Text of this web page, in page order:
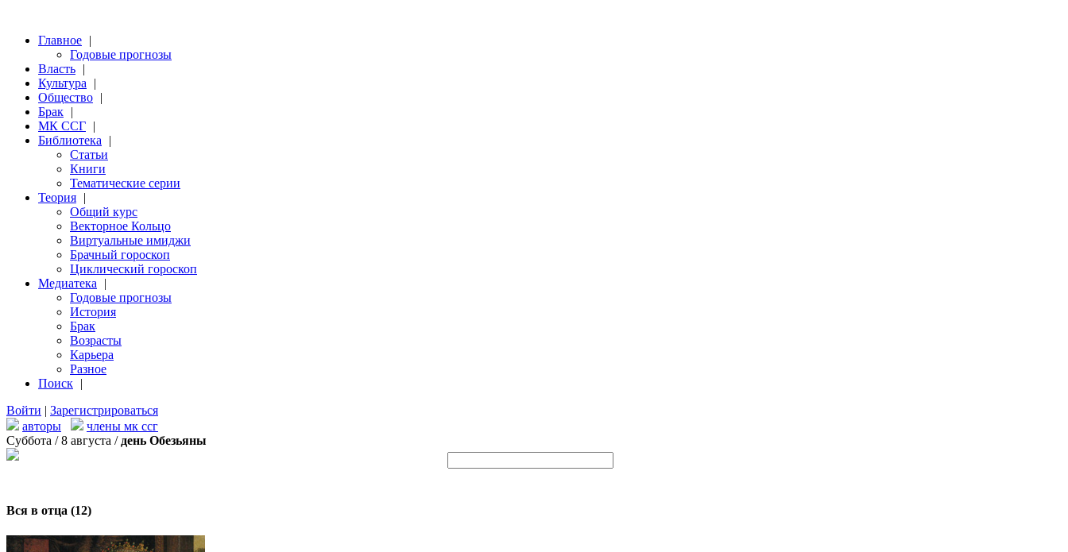
Главное |
Годовые прогнозы
Власть |
Культура
|
Общество |
Брак |
МК ССГ |
Библиотека
|
Статьи
Книги
Тематические серии
Теория |
Общий курс
Векторное Кольцо
Виртуальные имиджи
Брачный гороскоп
Циклический гороскоп
Медиатека
|
Годовые прогнозы
История
Брак
Возрасты
Карьера
Разное
Поиск |
Войти | Зарегистрироваться
авторы
члены мк ссг
Суббота / 8 августа / день Обезьяны
Вся в отца (12)